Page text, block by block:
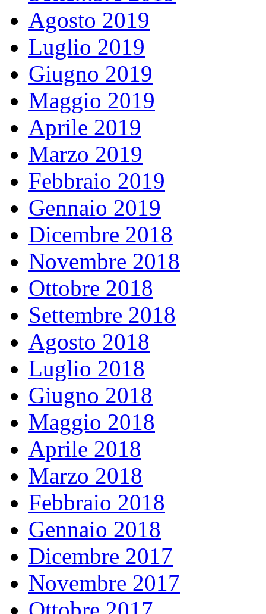
Agosto 2019
Luglio 2019
Giugno 2019
Maggio 2019
Aprile 2019
Marzo 2019
Febbraio 2019
Gennaio 2019
Dicembre 2018
Novembre 2018
Ottobre 2018
Settembre 2018
Agosto 2018
Luglio 2018
Giugno 2018
Maggio 2018
Aprile 2018
Marzo 2018
Febbraio 2018
Gennaio 2018
Dicembre 2017
Novembre 2017